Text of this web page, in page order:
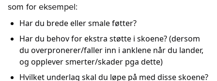
som for eksempel:
Har du brede eller smale føtter?
Har du behov for ekstra støtte i skoene? (dersom
du overpronerer/faller inn i anklene når du lander,
og opplever smerter/skader pga dette)
Hvilket underlag skal du løpe på med disse skoene?